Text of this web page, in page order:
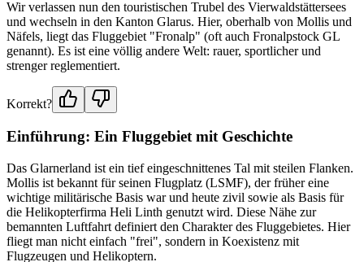
Wir verlassen nun den touristischen Trubel des Vierwaldstättersees
und wechseln in den Kanton Glarus. Hier, oberhalb von Mollis und
Näfels, liegt das Fluggebiet "Fronalp" (oft auch Fronalpstock GL
genannt). Es ist eine völlig andere Welt: rauer, sportlicher und
strenger reglementiert.
Korrekt?
Einführung: Ein Fluggebiet mit Geschichte
Das Glarnerland ist ein tief eingeschnittenes Tal mit steilen Flanken.
Mollis ist bekannt für seinen Flugplatz (LSMF), der früher eine
wichtige militärische Basis war und heute zivil sowie als Basis für
die Helikopterfirma Heli Linth genutzt wird. Diese Nähe zur
bemannten Luftfahrt definiert den Charakter des Fluggebietes. Hier
fliegt man nicht einfach "frei", sondern in Koexistenz mit
Flugzeugen und Helikoptern.